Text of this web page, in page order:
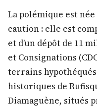
La polémique est
caution : elle est
et d’un dépôt de 11
et Consignations
terrains
historiques de
Diamaguène, situés